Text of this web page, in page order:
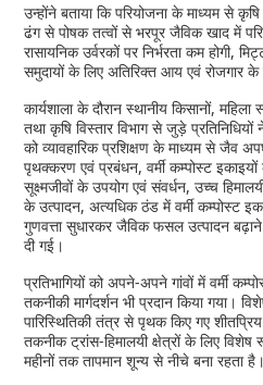
उन्होंने बताया कि परियोजना के माध्यम से
ढंग से पोषक तत्वों से भरपूर जैविक खाद में
रासायनिक उर्वरकों पर निर्भरता कम होगी,
समुदायों के लिए अतिरिक्त आय एवं रोजगार
कार्यशाला के दौरान स्थानीय किसानों,
तथा कृषि विस्तार विभाग से जुड़े प्रतिनिधियों
को व्यावहारिक प्रशिक्षण के माध्यम से जैव
पृथक्करण एवं प्रबंधन, वर्मी कम्पोस्ट
सूक्ष्मजीवों के उपयोग एवं संवर्धन, उच्च
के उत्पादन, अत्यधिक ठंड में वर्मी कम्पोस्ट
गुणवत्ता सुधारकर जैविक फसल उत्पादन
दी गई।
प्रतिभागियों को अपने-अपने गांवों में वर्मी
तकनीकी मार्गदर्शन भी प्रदान किया गया।
पारिस्थितिकी तंत्र से पृथक किए गए
तकनीक ट्रांस-हिमालयी क्षेत्रों के लिए
महीनों तक तापमान शून्य से नीचे बना रहता है।